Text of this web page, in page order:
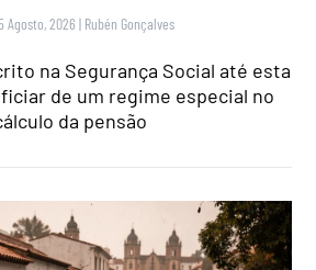
Agosto, 2026 | Rubén Gonçalves
na Segurança Social até esta
de um regime especial no
da pensão